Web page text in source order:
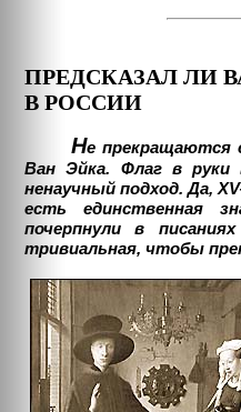
ПРЕДСКАЗАЛ ЛИ
В РОССИИ
Не прекращаются
Ван Эйка. Флаг в руки
ненаучный подход. Да,
есть единственная
почерпнули в
тривиальная, чтобы